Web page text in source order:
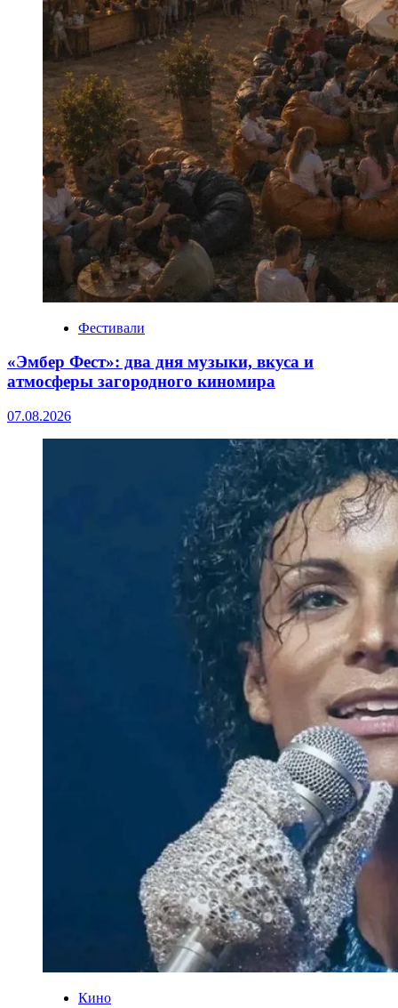
Фестивали
«Эмбер Фест»: два дня музыки, вкуса и
атмосферы загородного киномира
07.08.2026
Кино